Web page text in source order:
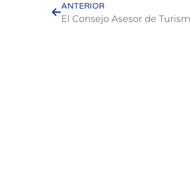
ANTERIOR